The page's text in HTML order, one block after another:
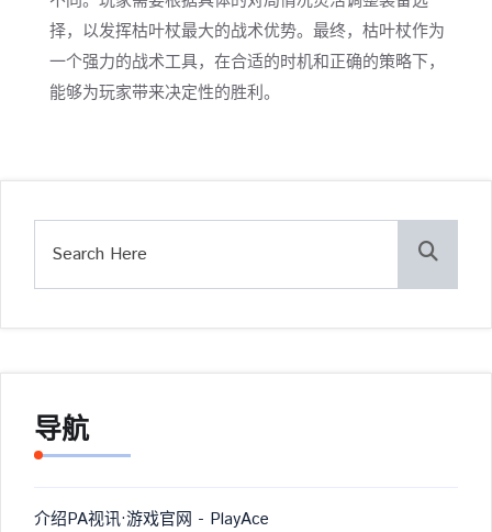
择，以发挥枯叶杖最大的战术优势。最终，枯叶杖作为
一个强力的战术工具，在合适的时机和正确的策略下，
能够为玩家带来决定性的胜利。
导航
介绍PA视讯·游戏官网 - PlayAce